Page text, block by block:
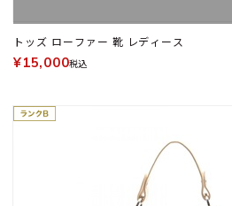
トッズ ローファー 靴 レディース
¥15,000税込